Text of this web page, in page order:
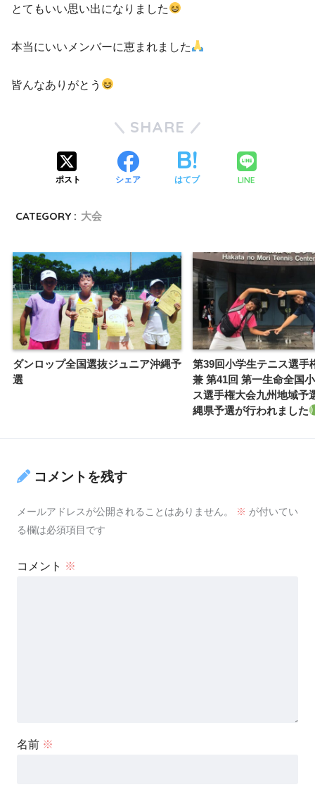
とてもいい思い出になりました
本当にいいメンバーに恵まれました
皆んなありがとう
SHARE
ポスト シェア はてブ LINE
CATEGORY : 大会
ダンロップ全国選抜ジュニア沖縄予
選
第39回小学生テニス選
兼 第41回 第一生命全国
ス選手権大会九州地域予
縄県予選が行われました
コメントを残す
メールアドレスが公開されることはありません。 ※ が付いてい
る欄は必須項目です
コメント ※
名前 ※